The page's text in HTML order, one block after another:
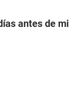
antes de mi